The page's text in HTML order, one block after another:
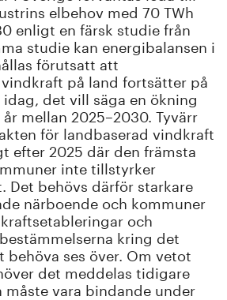
elbehov med 70 TWh
enligt en färsk studie från
studie kan energibalansen i
förutsatt att
på land fortsätter på
det vill säga en ökning
mellan 2025–2030. Tyvärr
för landbaserad vindkraft
efter 2025 där den främsta
inte tillstyrker
Det behövs därför starkare
närboende och kommuner
och
kring det
behöva ses över. Om vetot
det meddelas tidigare
vara bindande under